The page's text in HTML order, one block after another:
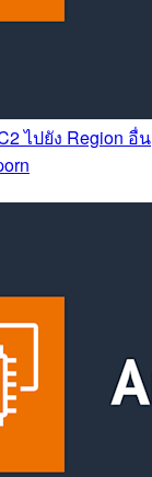
ไปยัง Region อื่น